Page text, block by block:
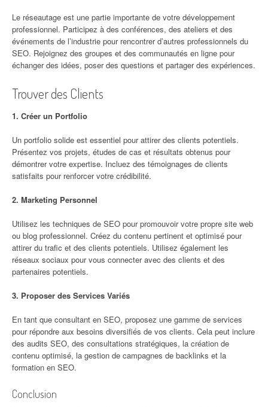
Le réseautage est une partie importante de votre développement
professionnel. Participez à des conférences, des ateliers et des
événements de l’industrie pour rencontrer d’autres professionnels du
SEO. Rejoignez des groupes et des communautés en ligne pour
échanger des idées, poser des questions et partager des expériences.
Trouver des Clients
1. Créer un Portfolio
Un portfolio solide est essentiel pour attirer des clients potentiels.
Présentez vos projets, études de cas et résultats obtenus pour
démontrer votre expertise. Incluez des témoignages de clients
satisfaits pour renforcer votre crédibilité.
2. Marketing Personnel
Utilisez les techniques de SEO pour promouvoir votre propre site web
ou blog professionnel. Créez du contenu pertinent et optimisé pour
attirer du trafic et des clients potentiels. Utilisez également les
réseaux sociaux pour vous connecter avec des clients et des
partenaires potentiels.
3. Proposer des Services Variés
En tant que consultant en SEO, proposez une gamme de services
pour répondre aux besoins diversifiés de vos clients. Cela peut inclure
des audits SEO, des consultations stratégiques, la création de
contenu optimisé, la gestion de campagnes de backlinks et la
formation en SEO.
Conclusion